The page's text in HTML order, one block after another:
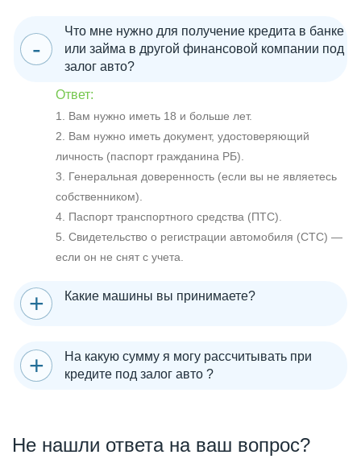
Что мне нужно для получение кредита в банке
или займа в другой финансовой компании под
залог авто?
Ответ:
1. Вам нужно иметь 18 и больше лет.
2. Вам нужно иметь документ, удостоверяющий
личность (паспорт гражданина РБ).
3. Генеральная доверенность (если вы не являетесь
собственником).
4. Паспорт транспортного средства (ПТС).
5. Свидетельство о регистрации автомобиля (СТС) —
если он не снят с учета.
Какие машины вы принимаете?
На какую сумму я могу рассчитывать при
кредите под залог авто ?
Не нашли ответа на ваш вопрос?